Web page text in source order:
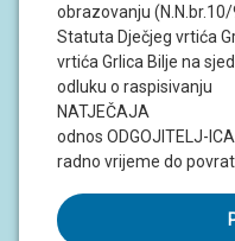
obrazovanju
Statuta Dječjeg vrtića
vrtića Grlica Bilje na
odluku o
NATJEČAJA
odnos ODGOJITELJ-
radno vrijeme do